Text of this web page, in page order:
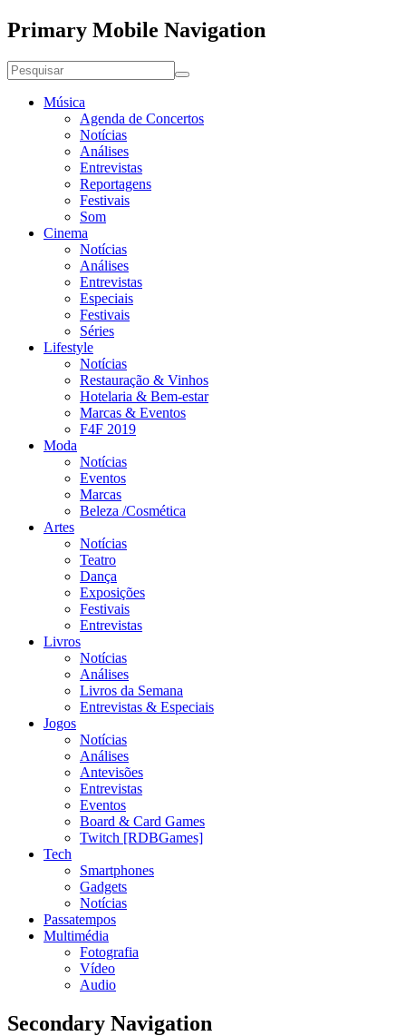
Primary Mobile Navigation
Música
Agenda de Concertos
Notícias
Análises
Entrevistas
Reportagens
Festivais
Som
Cinema
Notícias
Análises
Entrevistas
Especiais
Festivais
Séries
Lifestyle
Notícias
Restauração & Vinhos
Hotelaria & Bem-estar
Marcas & Eventos
F4F 2019
Moda
Notícias
Eventos
Marcas
Beleza /Cosmética
Artes
Notícias
Teatro
Dança
Exposições
Festivais
Entrevistas
Livros
Notícias
Análises
Livros da Semana
Entrevistas & Especiais
Jogos
Notícias
Análises
Antevisões
Entrevistas
Eventos
Board & Card Games
Twitch [RDBGames]
Tech
Smartphones
Gadgets
Notícias
Passatempos
Multimédia
Fotografia
Vídeo
Audio
Secondary Navigation